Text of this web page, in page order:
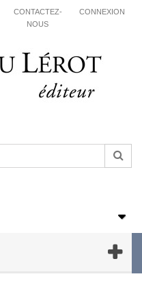
CONNEXION
CONTACTEZ-
NOUS